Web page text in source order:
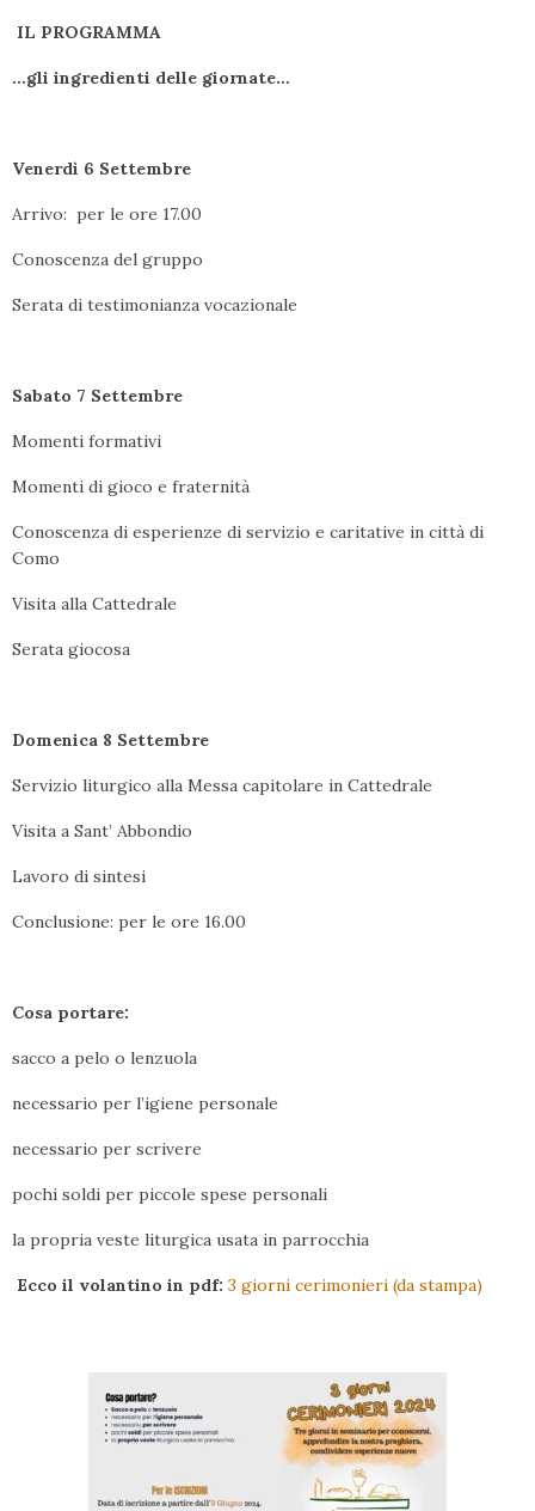
IL PROGRAMMA
…gli ingredienti delle giornate…
Venerdì 6 Settembre
Arrivo: per le ore 17.00
Conoscenza del gruppo
Serata di testimonianza vocazionale
Sabato 7 Settembre
Momenti formativi
Momenti di gioco e fraternità
Conoscenza di esperienze di servizio e caritative in città di
Como
Visita alla Cattedrale
Serata giocosa
Domenica 8 Settembre
Servizio liturgico alla Messa capitolare in Cattedrale
Visita a Sant’ Abbondio
Lavoro di sintesi
Conclusione: per le ore 16.00
Cosa portare:
sacco a pelo o lenzuola
necessario per l’igiene personale
necessario per scrivere
pochi soldi per piccole spese personali
la propria veste liturgica usata in parrocchia
Ecco il volantino in pdf: 3 giorni cerimonieri (da stampa)